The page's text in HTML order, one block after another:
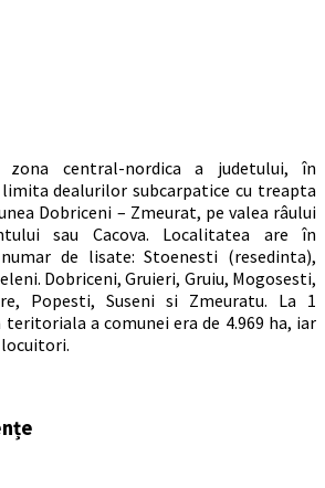
central-nordica a judetului, în
dealurilor subcarpatice cu treapta
Dobriceni – Zmeurat, pe valea râului
sau Cacova. Localitatea are în
de lisate: Stoenesti (resedinta),
Dobriceni, Gruieri, Gruiu, Mogosesti,
Popesti, Suseni si Zmeuratu. La 1
teritoriala a comunei era de 4.969 ha, iar
locuitori.